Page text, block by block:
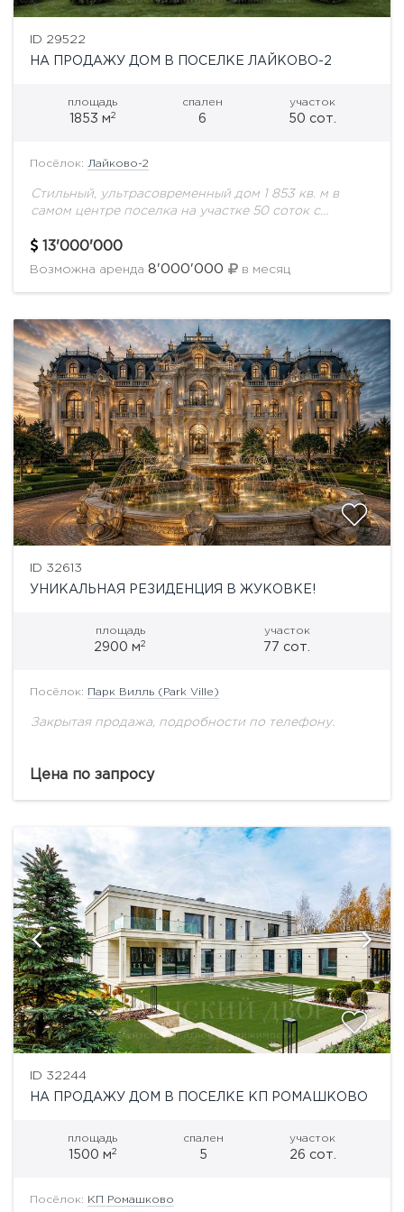
ID 29522
НА ПРОДАЖУ ДОМ В ПОСЕЛКЕ ЛАЙКОВО-2
площадь
1853 м2
спален
6
участок
50 сот.
Посёлок: Лайково-2
Стильный, ультрасовременный дом 1 853 кв. м в
самом центре поселка на участке 50 соток с
Все соседи построены. Поселок с удобной
13'000'000
Возможна аренда 8'000'000 в месяц
ID 32613
УНИКАЛЬНАЯ РЕЗИДЕНЦИЯ В ЖУКОВКЕ!
площадь
2900 м2
участок
77 сот.
Посёлок: Парк Вилль (Park Ville)
Закрытая продажа, подробности по телефону.
Цена по запросу
ID 32244
НА ПРОДАЖУ ДОМ В ПОСЕЛКЕ КП РОМАШКОВО
площадь
1500 м2
спален
5
участок
26 сот.
Посёлок: КП Ромашково